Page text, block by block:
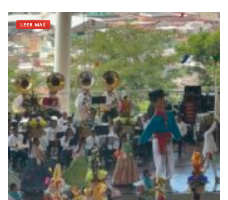
LEER MAS